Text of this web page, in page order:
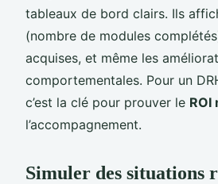
tableaux de bord clairs. Ils
(nombre de modules
acquises, et même les
comportementales. Pour un
c’est la clé pour prouver le ROI
l’accompagnement.
Simuler des situations